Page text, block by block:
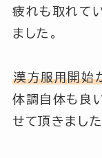
疲れも取れて
ました。
漢方服用開始
体調自体も良
せて頂きました